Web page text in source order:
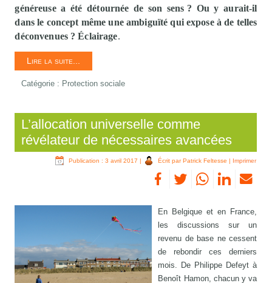
généreuse a été détournée de son sens ? Ou y aurait-il
dans le concept même une ambiguïté qui expose à de telles
déconvenues ? Éclairage.
Lire la suite...
Catégorie : Protection sociale
L’allocation universelle comme
révélateur de nécessaires avancées
Publication : 3 avril 2017 | Écrit par Patrick Feltesse | Imprimer
En Belgique et en France,
les discussions sur un
revenu de base ne cessent
de rebondir ces derniers
mois. De Philippe Defeyt à
Benoît Hamon, chacun y va